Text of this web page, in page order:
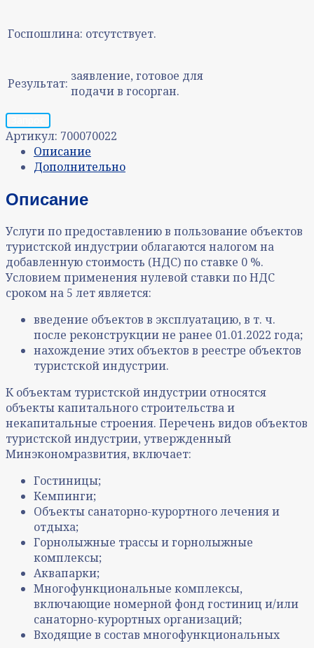
Госпошлина: отсутствует.
Результат: заявление, готовое для
подачи в госорган.
Артикул: 700070022
Описание
Дополнительно
Описание
Услуги по предоставлению в пользование объектов
туристской индустрии облагаются налогом на
добавленную стоимость (НДС) по ставке 0 %.
Условием применения нулевой ставки по НДС
сроком на 5 лет является:
введение объектов в эксплуатацию, в т. ч.
после реконструкции не ранее 01.01.2022 года;
нахождение этих объектов в реестре объектов
туристской индустрии.
К объектам туристской индустрии относятся
объекты капитального строительства и
некапитальные строения. Перечень видов объектов
туристской индустрии, утвержденный
Минэкономразвития, включает:
Гостиницы;
Кемпинги;
Объекты санаторно-курортного лечения и
отдыха;
Горнолыжные трассы и горнолыжные
комплексы;
Аквапарки;
Многофункциональные комплексы,
включающие номерной фонд гостиниц и/или
санаторно-курортных организаций;
Входящие в состав многофункциональных